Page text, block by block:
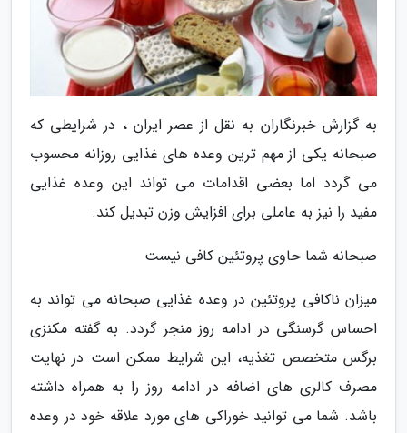
به گزارش خبرنگاران به نقل از عصر ایران ، در شرایطی که
صبحانه یکی از مهم ترین وعده های غذایی روزانه محسوب
می گردد اما بعضی اقدامات می تواند این وعده غذایی
مفید را نیز به عاملی برای افزایش وزن تبدیل کند.
صبحانه شما حاوی پروتئین کافی نیست
میزان ناکافی پروتئین در وعده غذایی صبحانه می تواند به
احساس گرسنگی در ادامه روز منجر گردد. به گفته مکنزی
برگس متخصص تغذیه، این شرایط ممکن است در نهایت
مصرف کالری های اضافه در ادامه روز را به همراه داشته
باشد. شما می توانید خوراکی های مورد علاقه خود در وعده